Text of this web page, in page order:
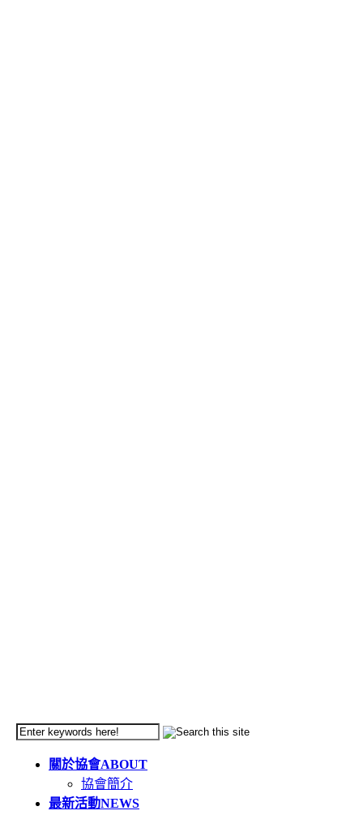
關於協會ABOUT
協會簡介
最新活動NEWS